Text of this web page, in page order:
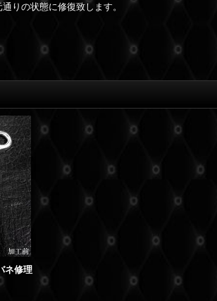
りの状態に修復致します。
ネ修理